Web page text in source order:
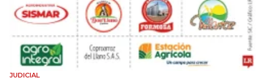
JUDICIAL